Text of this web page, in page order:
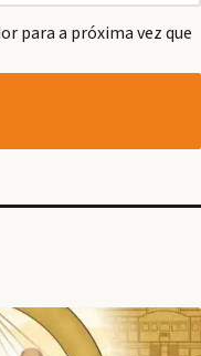
para a próxima vez que